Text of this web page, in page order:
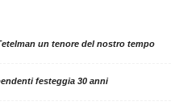
un tenore del nostro tempo
festeggia 30 anni